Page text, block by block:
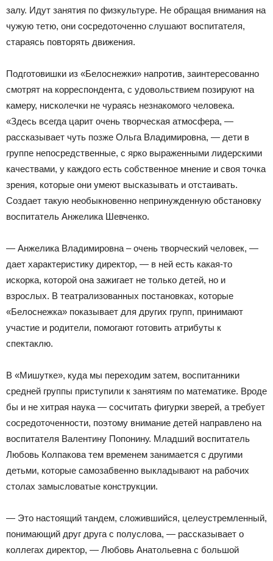
залу. Идут занятия по физкультуре. Не обращая внимания на
чужую тетю, они сосредоточенно слушают воспитателя,
стараясь повторять движения.
Подготовишки из «Белоснежки» напротив, заинтересованно
смотрят на корреспондента, с удовольствием позируют на
камеру, нисколечки не чураясь незнакомого человека.
«Здесь всегда царит очень творческая атмосфера, —
рассказывает чуть позже Ольга Владимировна, — дети в
группе непосредственные, с ярко выраженными лидерскими
качествами, у каждого есть собственное мнение и своя точка
зрения, которые они умеют высказывать и отстаивать.
Создает такую необыкновенно непринужденную обстановку
воспитатель Анжелика Шевченко.
— Анжелика Владимировна – очень творческий человек, —
дает характеристику директор, — в ней есть какая-то
искорка, которой она зажигает не только детей, но и
взрослых. В театрализованных постановках, которые
«Белоснежка» показывает для других групп, принимают
участие и родители, помогают готовить атрибуты к
спектаклю.
В «Мишутке», куда мы переходим затем, воспитанники
средней группы приступили к занятиям по математике. Вроде
бы и не хитрая наука — сосчитать фигурки зверей, а требует
сосредоточенности, поэтому внимание детей направлено на
воспитателя Валентину Попонину. Младший воспитатель
Любовь Колпакова тем временем занимается с другими
детьми, которые самозабвенно выкладывают на рабочих
столах замысловатые конструкции.
— Это настоящий тандем, сложившийся, целеустремленный,
понимающий друг друга с полуслова, — рассказывает о
коллегах директор, — Любовь Анатольевна с большой